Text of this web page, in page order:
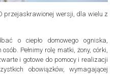
przejaskrawionej wersji, dla wielu z
o ciepło domowego ogniska,
Pełnimy rolę matki, żony, córki,
i gotowe do pomocy i realizacji
obowiązków, wymagającej